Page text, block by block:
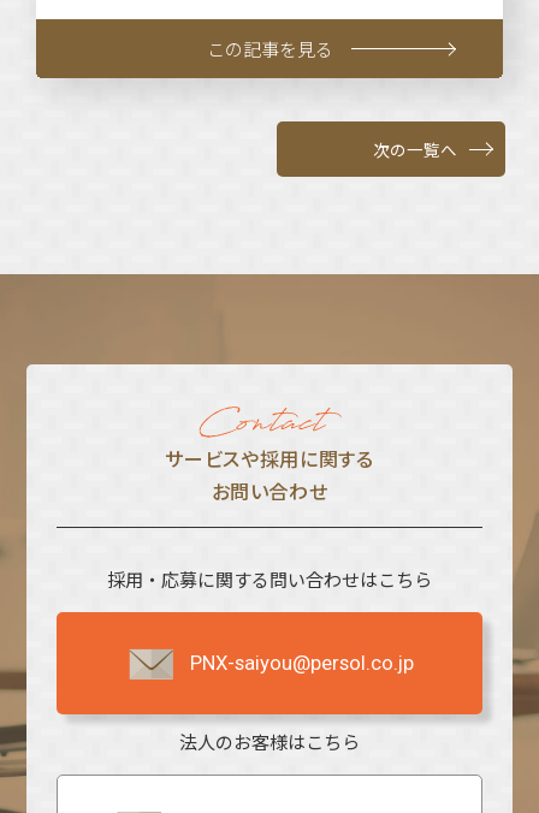
この記事を見る
次の一覧へ
サービスや採⽤に関する
お問い合わせ
採用・応募に関する問い合わせはこちら
PNX-saiyou@persol.co.jp
法人のお客様はこちら